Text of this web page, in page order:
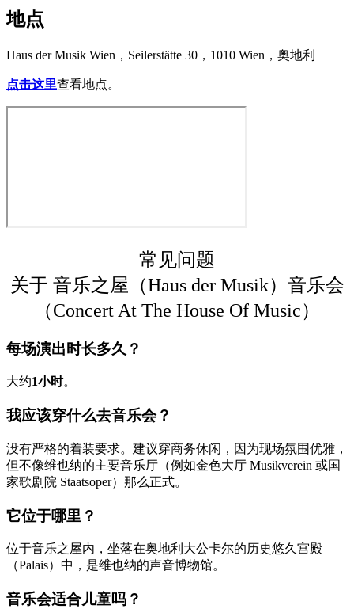
地点
Haus der Musik Wien，Seilerstätte 30，1010 Wien，奥地利
点击这里查看地点。
常见问题
关于 音乐之屋（Haus der Musik）音乐会
（Concert At The House Of Music）
每场演出时长多久？
大约1小时。
我应该穿什么去音乐会？
没有严格的着装要求。建议穿商务休闲，因为现场氛围优雅，
但不像维也纳的主要音乐厅（例如金色大厅 Musikverein 或国
家歌剧院 Staatsoper）那么正式。
它位于哪里？
位于音乐之屋内，坐落在奥地利大公卡尔的历史悠久宫殿
（Palais）中，是维也纳的声音博物馆。
音乐会适合儿童吗？